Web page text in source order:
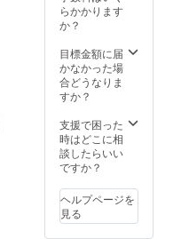
らかかります
か？
目標金額に届
かなかった場
合どうなりま
すか？
支援で困った
時はどこに相
談したらいい
ですか？
ヘルプページを
見る